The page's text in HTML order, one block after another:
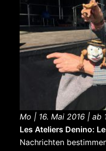
Mo | 16. Mai 2016 | ab
Les Ateliers Denino:
Nachrichten